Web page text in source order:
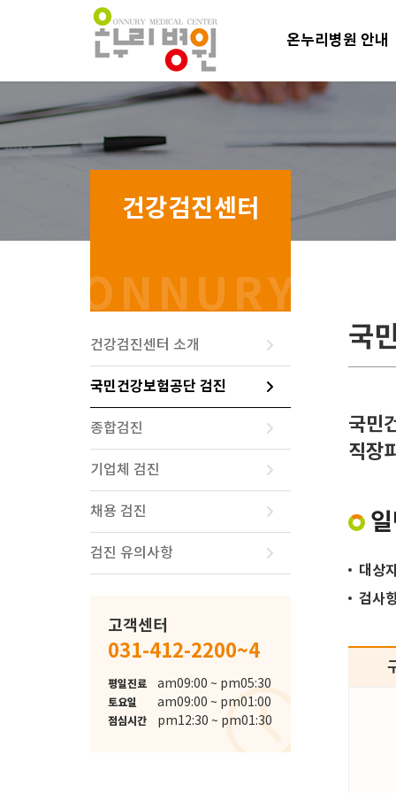
온누리병원 안내
건강검진센터 소개
국민건강보험공단 검진
종합검진
기업체 검진
채용 검진
검진 유의사항
고객센터
031-412-2200~4
평일진료 am09:00 ~ pm05:30
토요일 am09:00 ~ pm01:00
점심시간 pm12:30 ~ pm01:30
schedule
국
국민
직장
대상
검사